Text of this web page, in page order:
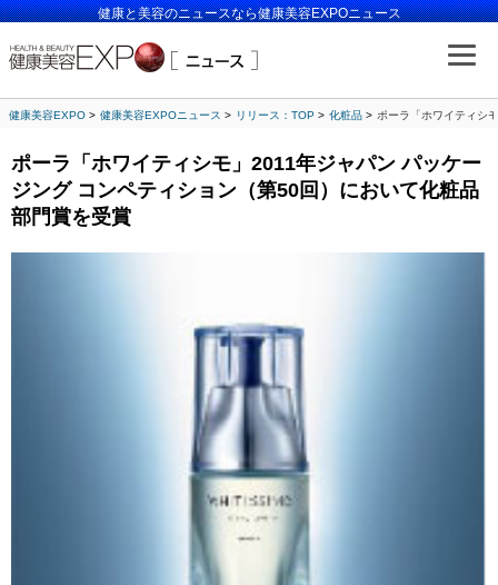
健康と美容のニュースなら健康美容EXPOニュース
健康美容EXPO 健康美容EXPOニュース リリース：TOP 化粧品 ポーラ「ホワイティシ
ポーラ「ホワイティシモ」2011年ジャパン パッケー
ジング コンペティション（第50回）において化粧品
部門賞を受賞